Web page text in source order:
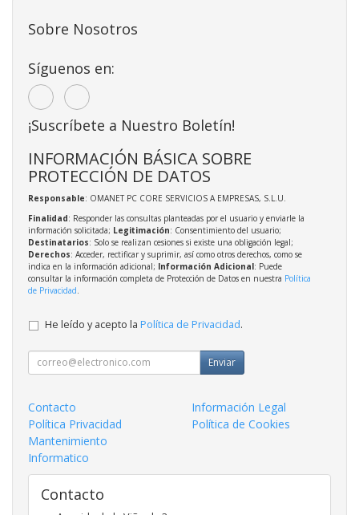
Sobre Nosotros
Síguenos en:
¡Suscríbete a Nuestro Boletín!
INFORMACIÓN BÁSICA SOBRE
PROTECCIÓN DE DATOS
Responsable: OMANET PC CORE SERVICIOS A EMPRESAS, S.L.U.
Finalidad: Responder las consultas planteadas por el usuario y enviarle la
información solicitada; Legitimación: Consentimiento del usuario;
Destinatarios: Solo se realizan cesiones si existe una obligación legal;
Derechos: Acceder, rectificar y suprimir, así como otros derechos, como se
indica en la información adicional; Información Adicional: Puede
consultar la información completa de Protección de Datos en nuestra Política
de Privacidad
He leído y acepto la Política de Privacidad.
Enviar
Contacto
Información Legal
Política Privacidad
Política de Cookies
Mantenimiento
Informatico
Contacto